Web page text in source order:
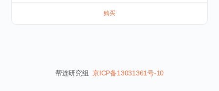
price
was:
price
购买
帮连研究组京ICP备13031361号-10